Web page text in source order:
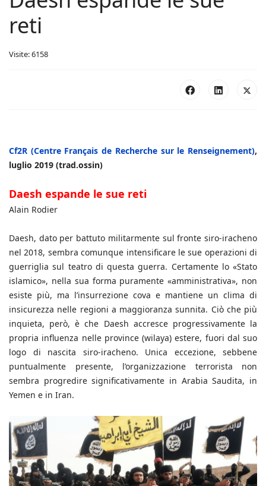
reti
Visite: 6158
Cf2R (Centre Français de Recherche sur le Renseignement),
luglio 2019 (trad.ossin)
Daesh espande le sue reti
Alain Rodier
Daesh, dato per battuto militarmente sul fronte siro-iracheno
nel 2018, sembra comunque intensificare le sue operazioni di
guerriglia sul teatro di questa guerra. Certamente lo «Stato
islamico», nella sua forma puramente «amministrativa», non
esiste più, ma l’insurrezione cova e mantiene un clima di
insicurezza nelle regioni a maggioranza sunnita. Ciò che più
inquieta, però, è che Daesh accresce progressivamente la
propria influenza nelle province (wilaya) estere, fuori dal suo
logo di nascita siro-iracheno. Unica eccezione, sebbene
puntualmente presente, l’organizzazione terrorista non
sembra progredire significativamente in Arabia Saudita, in
Yemen e in Iran.